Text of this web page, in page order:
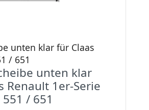
unten klar für Claas
/ 651
unten klar
Renault 1er-Serie
551 / 651